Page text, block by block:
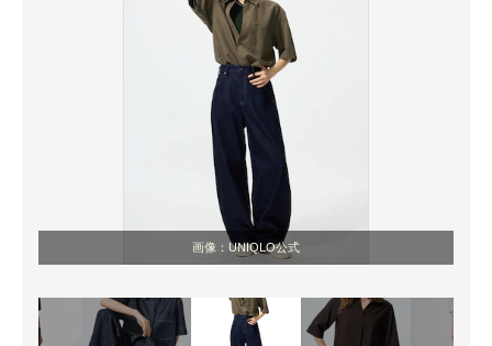
画像：UNIQLO公式